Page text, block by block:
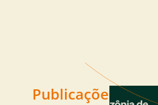
Publicações